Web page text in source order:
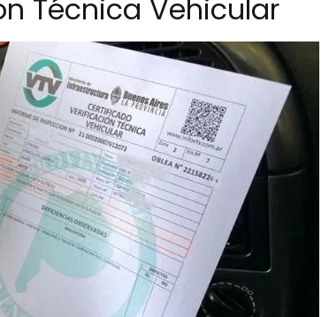
Técnica Vehicular